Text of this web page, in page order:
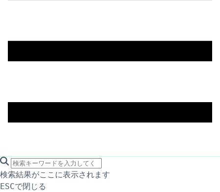
search icon
サイト内検索
検索結果がここに表示されます
ESCで閉じる